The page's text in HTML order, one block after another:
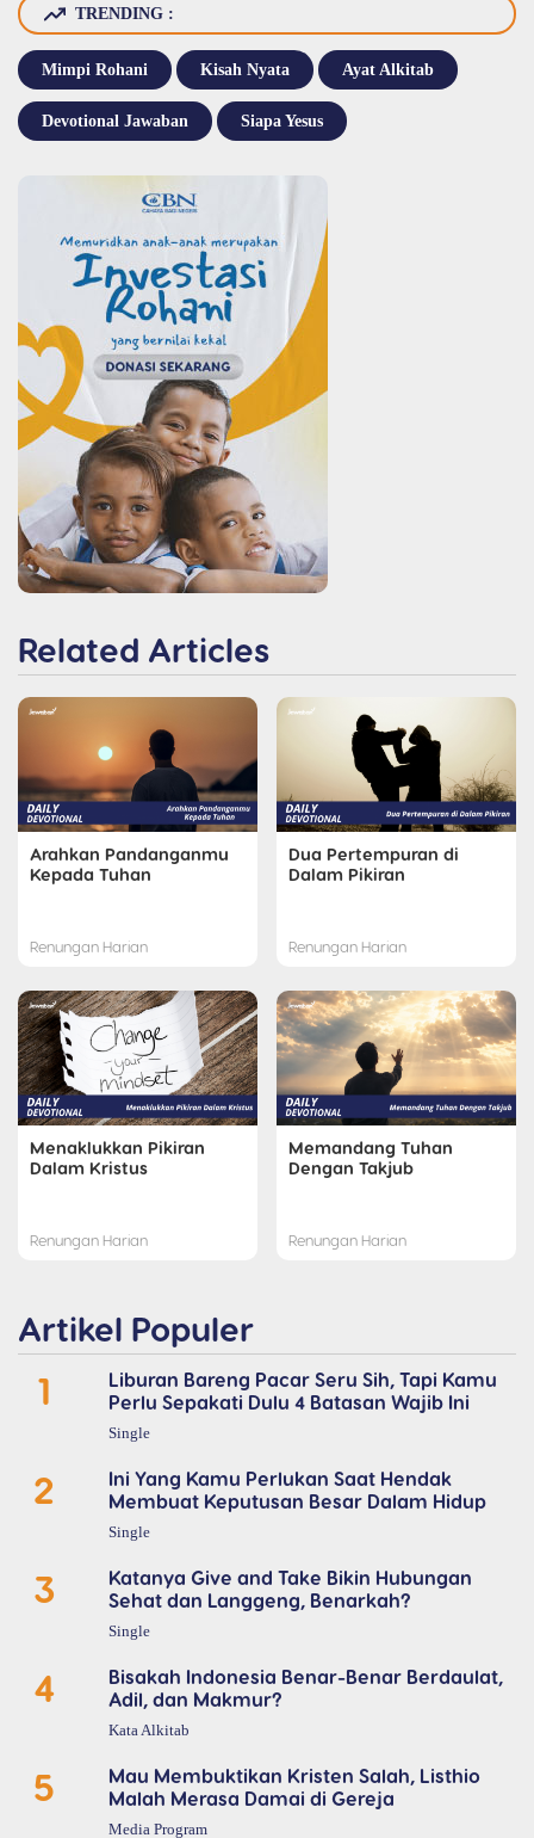
TRENDING :
Mimpi Rohani Kisah Nyata Ayat Alkitab
Devotional Jawaban Siapa Yesus
Related Articles
Arahkan Pandanganmu
Kepada Tuhan
Renungan Harian
Dua Pertempuran di
Dalam Pikiran
Renungan Harian
Menaklukkan Pikiran
Dalam Kristus
Renungan Harian
Memandang Tuhan
Dengan Takjub
Renungan Harian
Artikel Populer
1
Liburan Bareng Pacar Seru Sih, Tapi Kamu
Perlu Sepakati Dulu 4 Batasan Wajib Ini
Single
2
Ini Yang Kamu Perlukan Saat Hendak
Membuat Keputusan Besar Dalam Hidup
Single
3
Katanya Give and Take Bikin Hubungan
Sehat dan Langgeng, Benarkah?
Single
4
Bisakah Indonesia Benar-Benar Berdaulat,
Adil, dan Makmur?
Kata Alkitab
5
Mau Membuktikan Kristen Salah, Listhio
Malah Merasa Damai di Gereja
Media Program